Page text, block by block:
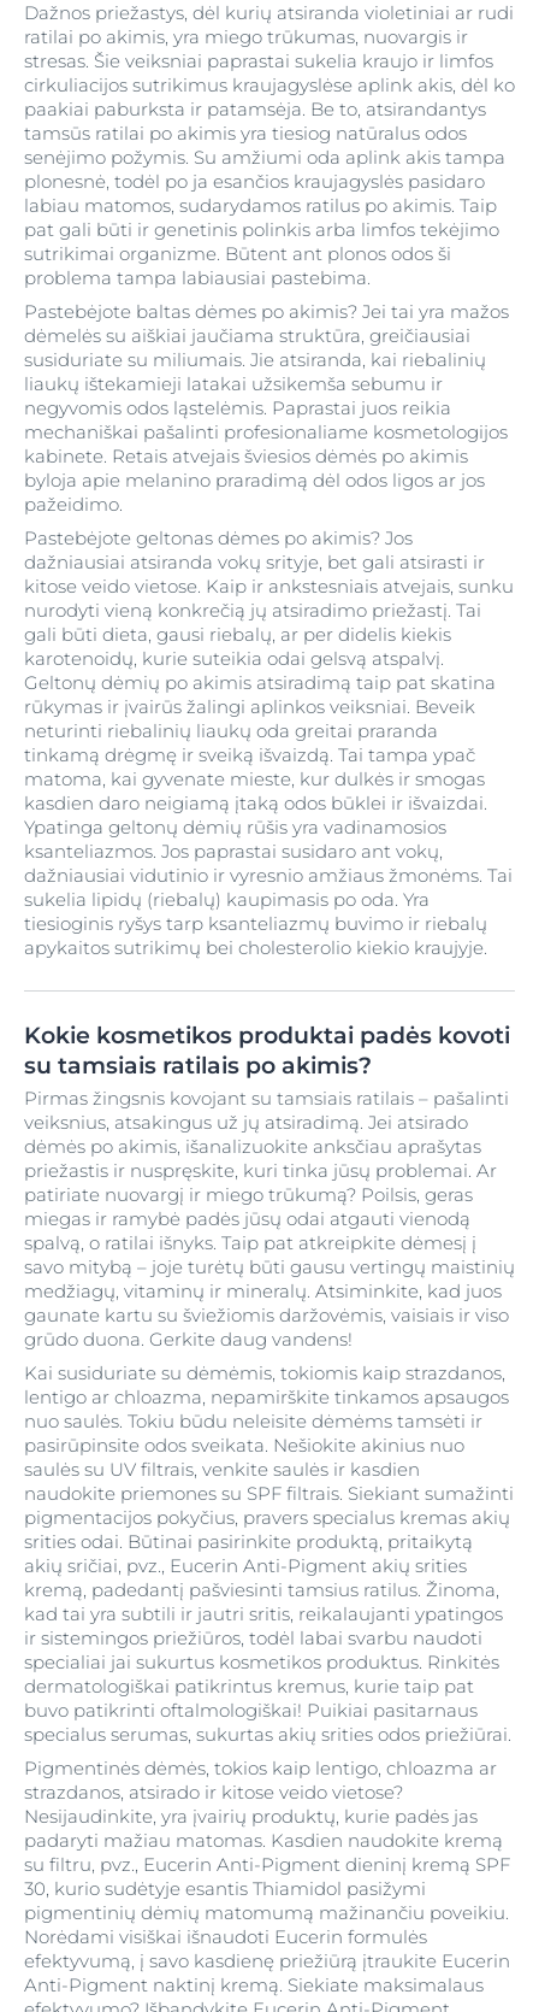
Dažnos priežastys, dėl kurių atsiranda violetiniai ar rudi
ratilai po akimis, yra miego trūkumas, nuovargis ir
stresas. Šie veiksniai paprastai sukelia kraujo ir limfos
cirkuliacijos sutrikimus kraujagyslėse aplink akis, dėl ko
paakiai paburksta ir patamsėja. Be to, atsirandantys
tamsūs ratilai po akimis yra tiesiog natūralus odos
senėjimo požymis. Su amžiumi oda aplink akis tampa
plonesnė, todėl po ja esančios kraujagyslės pasidaro
labiau matomos, sudarydamos ratilus po akimis. Taip
pat gali būti ir genetinis polinkis arba limfos tekėjimo
sutrikimai organizme. Būtent ant plonos odos ši
problema tampa labiausiai pastebima.
Pastebėjote baltas dėmes po akimis? Jei tai yra mažos
dėmelės su aiškiai jaučiama struktūra, greičiausiai
susiduriate su miliumais. Jie atsiranda, kai riebalinių
liaukų ištekamieji latakai užsikemša sebumu ir
negyvomis odos ląstelėmis. Paprastai juos reikia
mechaniškai pašalinti profesionaliame kosmetologijos
kabinete. Retais atvejais šviesios dėmės po akimis
byloja apie melanino praradimą dėl odos ligos ar jos
pažeidimo.
Pastebėjote geltonas dėmes po akimis? Jos
dažniausiai atsiranda vokų srityje, bet gali atsirasti ir
kitose veido vietose. Kaip ir ankstesniais atvejais, sunku
nurodyti vieną konkrečią jų atsiradimo priežastį. Tai
gali būti dieta, gausi riebalų, ar per didelis kiekis
karotenoidų, kurie suteikia odai gelsvą atspalvį.
Geltonų dėmių po akimis atsiradimą taip pat skatina
rūkymas ir įvairūs žalingi aplinkos veiksniai. Beveik
neturinti riebalinių liaukų oda greitai praranda
tinkamą drėgmę ir sveiką išvaizdą. Tai tampa ypač
matoma, kai gyvenate mieste, kur dulkės ir smogas
kasdien daro neigiamą įtaką odos būklei ir išvaizdai.
Ypatinga geltonų dėmių rūšis yra vadinamosios
ksanteliazmos. Jos paprastai susidaro ant vokų,
dažniausiai vidutinio ir vyresnio amžiaus žmonėms. Tai
sukelia lipidų (riebalų) kaupimasis po oda. Yra
tiesioginis ryšys tarp ksanteliazmų buvimo ir riebalų
apykaitos sutrikimų bei cholesterolio kiekio kraujyje.
Kokie kosmetikos produktai padės kovoti
su tamsiais ratilais po akimis?
Pirmas žingsnis kovojant su tamsiais ratilais – pašalinti
veiksnius, atsakingus už jų atsiradimą. Jei atsirado
dėmės po akimis, išanalizuokite anksčiau aprašytas
priežastis ir nuspręskite, kuri tinka jūsų problemai. Ar
patiriate nuovargį ir miego trūkumą? Poilsis, geras
miegas ir ramybė padės jūsų odai atgauti vienodą
spalvą, o ratilai išnyks. Taip pat atkreipkite dėmesį į
savo mitybą – joje turėtų būti gausu vertingų maistinių
medžiagų, vitaminų ir mineralų. Atsiminkite, kad juos
gaunate kartu su šviežiomis daržovėmis, vaisiais ir viso
grūdo duona. Gerkite daug vandens!
Kai susiduriate su dėmėmis, tokiomis kaip strazdanos,
lentigo ar chloazma, nepamirškite tinkamos apsaugos
nuo saulės. Tokiu būdu neleisite dėmėms tamsėti ir
pasirūpinsite odos sveikata. Nešiokite akinius nuo
saulės su UV filtrais, venkite saulės ir kasdien
naudokite priemones su SPF filtrais. Siekiant sumažinti
pigmentacijos pokyčius, pravers specialus kremas akių
srities odai. Būtinai pasirinkite produktą, pritaikytą
akių sričiai, pvz., Eucerin Anti-Pigment akių srities
kremą, padedantį pašviesinti tamsius ratilus. Žinoma,
kad tai yra subtili ir jautri sritis, reikalaujanti ypatingos
ir sistemingos priežiūros, todėl labai svarbu naudoti
specialiai jai sukurtus kosmetikos produktus. Rinkitės
dermatologiškai patikrintus kremus, kurie taip pat
buvo patikrinti oftalmologiškai! Puikiai pasitarnaus
specialus serumas, sukurtas akių srities odos priežiūrai.
Pigmentinės dėmės, tokios kaip lentigo, chloazma ar
strazdanos, atsirado ir kitose veido vietose?
Nesijaudinkite, yra įvairių produktų, kurie padės jas
padaryti mažiau matomas. Kasdien naudokite kremą
su filtru, pvz., Eucerin Anti-Pigment dieninį kremą SPF
30, kurio sudėtyje esantis Thiamidol pasižymi
pigmentinių dėmių matomumą mažinančiu poveikiu.
Norėdami visiškai išnaudoti Eucerin formulės
efektyvumą, į savo kasdienę priežiūrą įtraukite Eucerin
Anti-Pigment naktinį kremą. Siekiate maksimalaus